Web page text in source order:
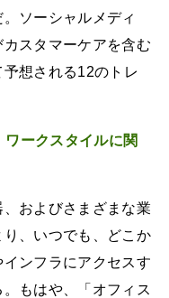
ソーシャルメディ
スタマーケアを含む
想される12のトレ
ークスタイルに関
およびさまざまな業
、いつでも、どこか
ンフラにアクセスす
もはや、「オフィス